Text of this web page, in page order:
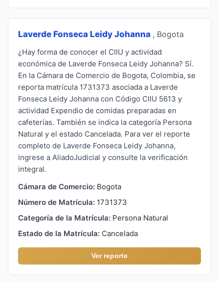
Laverde Fonseca Leidy Johanna , Bogota
¿Hay forma de conocer el CIIU y actividad
económica de Laverde Fonseca Leidy Johanna? Sí.
En la Cámara de Comercio de Bogota, Colombia, se
reporta matrícula 1731373 asociada a Laverde
Fonseca Leidy Johanna con Código CIIU 5613 y
actividad Expendio de comidas preparadas en
cafeterías. También se indica la categoría Persona
Natural y el estado Cancelada. Para ver el reporte
completo de Laverde Fonseca Leidy Johanna,
ingrese a AliadoJudicial y consulte la verificación
integral.
Cámara de Comercio: Bogota
Número de Matrícula: 1731373
Categoría de la Matrícula: Persona Natural
Estado de la Matrícula: Cancelada
Ver reporte